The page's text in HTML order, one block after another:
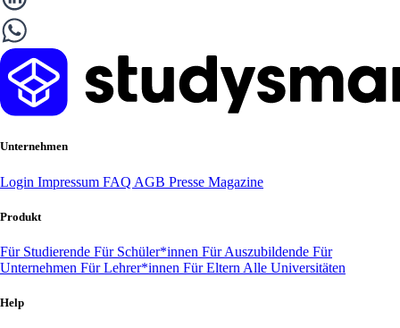
Unternehmen
Login Impressum FAQ AGB Presse Magazine
Produkt
Für Studierende Für Schüler*innen Für Auszubildende Für
Unternehmen Für Lehrer*innen Für Eltern Alle Universitäten
Help